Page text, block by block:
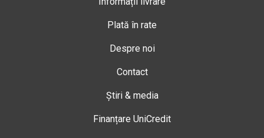
Plată în rate
Despre noi
Contact
Știri & media
Finanțare UniCredit